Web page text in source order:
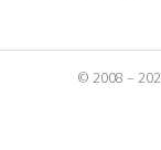
© 2008 –